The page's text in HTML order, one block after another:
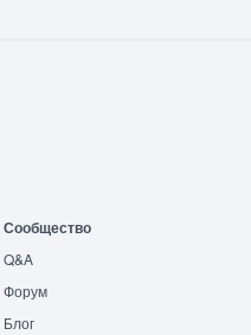
Сообщество
Q&A
Форум
Блог